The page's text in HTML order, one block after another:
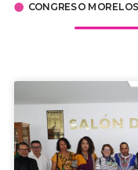
CONGRESO MORELOS